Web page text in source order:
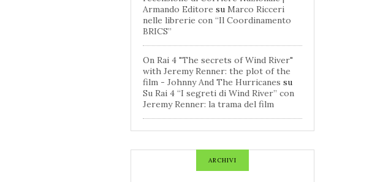
Armando Editore su Marco Ricceri
nelle librerie con “Il Coordinamento
BRICS”
On Rai 4 "The secrets of Wind River"
with Jeremy Renner: the plot of the
film - Johnny And The Hurricanes su
Su Rai 4 “I segreti di Wind River” con
Jeremy Renner: la trama del film
ARCHIVI